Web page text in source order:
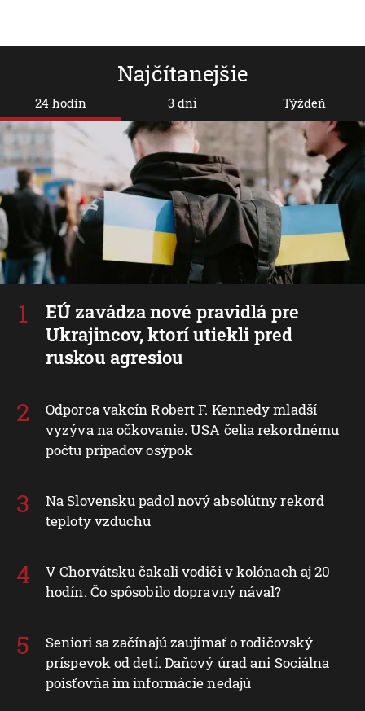
Najčítanejšie
24 hodín
EÚ zavádza nové pravidlá pre
Ukrajincov, ktorí utiekli pred
ruskou agresiou
Odporca vakcín Robert F. Kennedy mladší
vyzýva na očkovanie. USA čelia rekordnému
počtu prípadov osýpok
Na Slovensku padol nový absolútny rekord
teploty vzduchu
V Chorvátsku čakali vodiči v kolónach aj 20
hodín. Čo spôsobilo dopravný nával?
Seniori sa začínajú zaujímať o rodičovský
príspevok od detí. Daňový úrad ani Sociálna
poisťovňa im informácie nedajú
3 dni Týždeň